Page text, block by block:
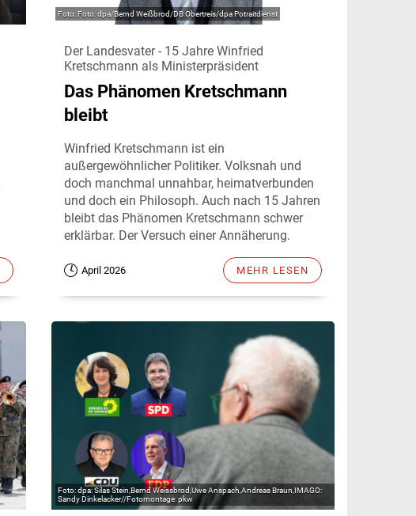
Foto: dpa/Bernd Weißbrod/DB Obertreis/dpa Potraitdienst
Der Landesvater - 15 Jahre Winfried
Kretschmann als Ministerpräsident
Das Phänomen Kretschmann
bleibt
Winfried Kretschmann ist ein
außergewöhnlicher Politiker. Volksnah und
doch manchmal unnahbar, heimatverbunden
und doch ein Philosoph. Auch nach 15 Jahren
bleibt das Phänomen Kretschmann schwer
erklärbar. Der Versuch einer Annäherung.
April 2026 MEHR LESEN
dpa: Silas Stein,Bernd Weissbrod,Uwe Anspach,Andreas Braun,IMAGO:
Sandy Dinkelacker//Fotomontage: pkw